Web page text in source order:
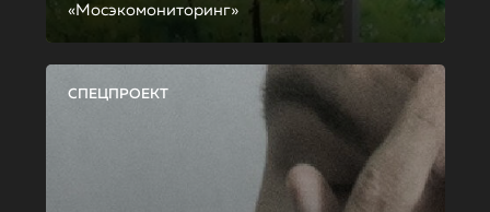
«Мосэкомониторинг»
СПЕЦПРОЕКТ